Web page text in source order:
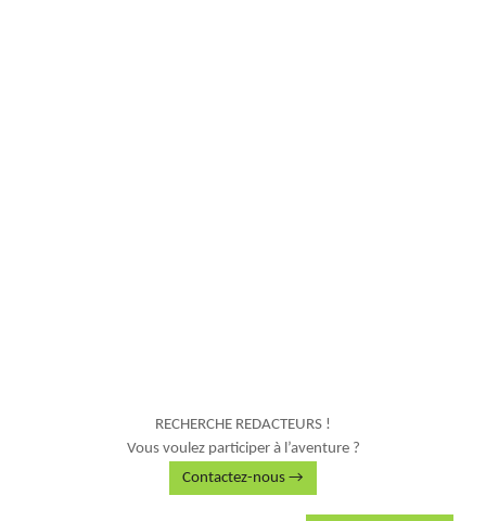
RECHERCHE REDACTEURS !
Vous voulez participer à l’aventure ?
Contactez-nous →